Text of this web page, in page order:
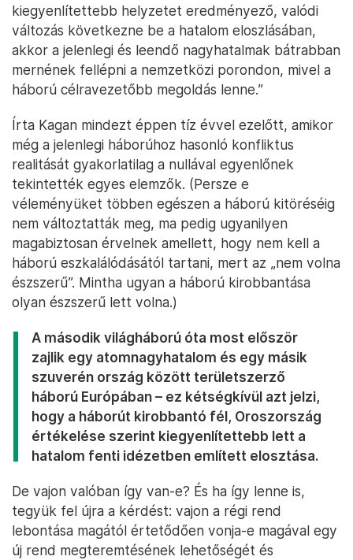
kiegyenlítettebb helyzetet eredményező, valódi
változás következne be a hatalom eloszlásában,
akkor a jelenlegi és leendő nagyhatalmak bátrabban
mernének fellépni a nemzetközi porondon, mivel a
háború célravezetőbb megoldás lenne.”
Írta Kagan mindezt éppen tíz évvel ezelőtt, amikor
még a jelenlegi háborúhoz hasonló konfliktus
realitását gyakorlatilag a nullával egyenlőnek
tekintették egyes elemzők. (Persze e
véleményüket többen egészen a háború kitöréséig
nem változtatták meg, ma pedig ugyanilyen
magabiztosan érvelnek amellett, hogy nem kell a
háború eszkalálódásától tartani, mert az „nem volna
észszerű”. Mintha ugyan a háború kirobbantása
olyan észszerű lett volna.)
A második világháború óta most először
zajlik egy atomnagyhatalom és egy másik
szuverén ország között területszerző
háború Európában – ez kétségkívül azt jelzi,
hogy a háborút kirobbantó fél, Oroszország
értékelése szerint kiegyenlítettebb lett a
hatalom fenti idézetben említett elosztása.
De vajon valóban így van-e? És ha így lenne is,
tegyük fel újra a kérdést: vajon a régi rend
lebontása magától értetődően vonja-e magával egy
új rend megteremtésének lehetőségét és